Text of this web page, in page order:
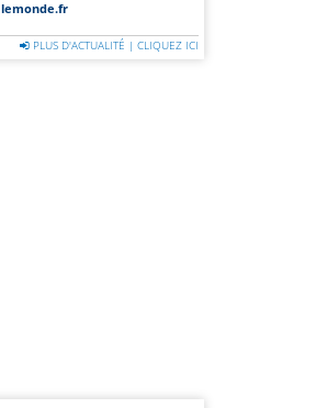
lemonde.fr
PLUS D'ACTUALITÉ | CLIQUEZ ICI